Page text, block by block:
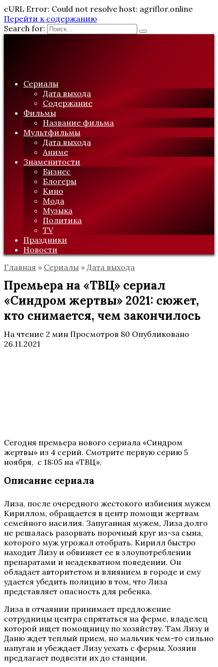
cURL Error: Could not resolve host: agriflor.online
Перейти к содержанию
Search for:
Сериалы
Дата выхода
Содержание
Фильмы
Название фильма
Мультфильмы
Дата выхода
Аниме
Знаменитости
Бизнес
Блогеры
Кино
Мода
Музыка
Политика
TV
Праздники
Новости
Главная » Сериалы » Дата выхода
Премьера на «ТВЦ» сериал
«Синдром жертвы» 2021: сюжет,
кто снимается, чем закончилось
На чтение 2 мин Просмотров 80 Опубликовано
26.11.2021
Сегодня премьера нового сериала «Синдром
жертвы» из 4 серий. Смотрите первую серию 5
ноября, с 18:05 на «ТВЦ».
Описание сериала
Лиза, после очередного жестокого избиения мужем
Кириллом, обращается в центр помощи жертвам
семейного насилия. Запуганная мужем, Лиза долго
не решалась разорвать порочный круг из-за сына,
которого муж угрожал отобрать. Кирилл быстро
находит Лизу и обвиняет ее в злоупотреблении
препаратами и неадекватном поведении. Он
обладает авторитетом и влиянием в городе и ему
удается убедить полицию в том, что Лиза
представляет опасность для ребенка.
Лиза в отчаянии принимает предложение
сотрудницы центра спрятаться на ферме, владелец
которой ищет помощницу по хозяйству. Там Лизу и
Даню ждет теплый прием, но мальчик чем-то сильно
напуган и убеждает Лизу уехать с фермы. Хозяин
предлагает подвезти их до станции.